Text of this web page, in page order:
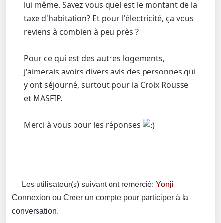
lui même. Savez vous quel est le montant de la
taxe d'habitation? Et pour l'électricité, ça vous
reviens à combien à peu près ?
Pour ce qui est des autres logements,
j'aimerais avoirs divers avis des personnes qui
y ont séjourné, surtout pour la Croix Rousse
et MASFIP.
Merci à vous pour les réponses
Les utilisateur(s) suivant ont remercié: Yonji
Connexion ou Créer un compte pour participer à la
conversation.